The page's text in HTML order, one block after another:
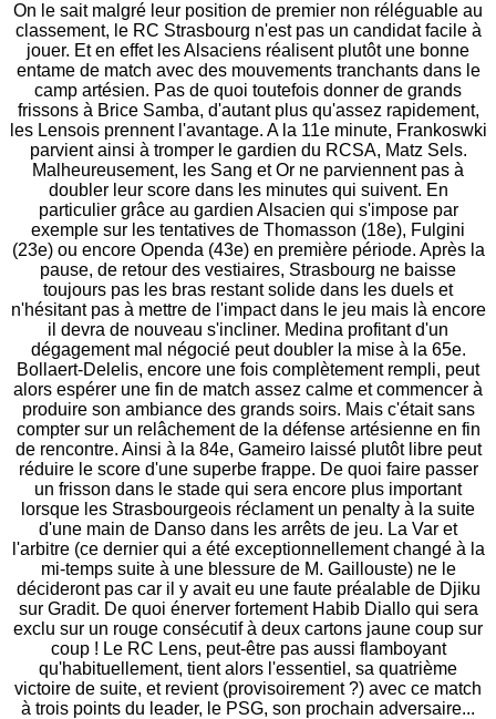
On le sait malgré leur position de premier non réléguable au
classement, le RC Strasbourg n'est pas un candidat facile à
jouer. Et en effet les Alsaciens réalisent plutôt une bonne
entame de match avec des mouvements tranchants dans le
camp artésien. Pas de quoi toutefois donner de grands
frissons à Brice Samba, d'autant plus qu'assez rapidement,
les Lensois prennent l'avantage. A la 11e minute, Frankoswki
parvient ainsi à tromper le gardien du RCSA, Matz Sels.
Malheureusement, les Sang et Or ne parviennent pas à
doubler leur score dans les minutes qui suivent. En
particulier grâce au gardien Alsacien qui s'impose par
exemple sur les tentatives de Thomasson (18e), Fulgini
(23e) ou encore Openda (43e) en première période. Après la
pause, de retour des vestiaires, Strasbourg ne baisse
toujours pas les bras restant solide dans les duels et
n'hésitant pas à mettre de l'impact dans le jeu mais là encore
il devra de nouveau s'incliner. Medina profitant d'un
dégagement mal négocié peut doubler la mise à la 65e.
Bollaert-Delelis, encore une fois complètement rempli, peut
alors espérer une fin de match assez calme et commencer à
produire son ambiance des grands soirs. Mais c'était sans
compter sur un relâchement de la défense artésienne en fin
de rencontre. Ainsi à la 84e, Gameiro laissé plutôt libre peut
réduire le score d'une superbe frappe. De quoi faire passer
un frisson dans le stade qui sera encore plus important
lorsque les Strasbourgeois réclament un penalty à la suite
d'une main de Danso dans les arrêts de jeu. La Var et
l'arbitre (ce dernier qui a été exceptionnellement changé à la
mi-temps suite à une blessure de M. Gaillouste) ne le
décideront pas car il y avait eu une faute préalable de Djiku
sur Gradit. De quoi énerver fortement Habib Diallo qui sera
exclu sur un rouge consécutif à deux cartons jaune coup sur
coup ! Le RC Lens, peut-être pas aussi flamboyant
qu'habituellement, tient alors l'essentiel, sa quatrième
victoire de suite, et revient (provisoirement ?) avec ce match
à trois points du leader, le PSG, son prochain adversaire...